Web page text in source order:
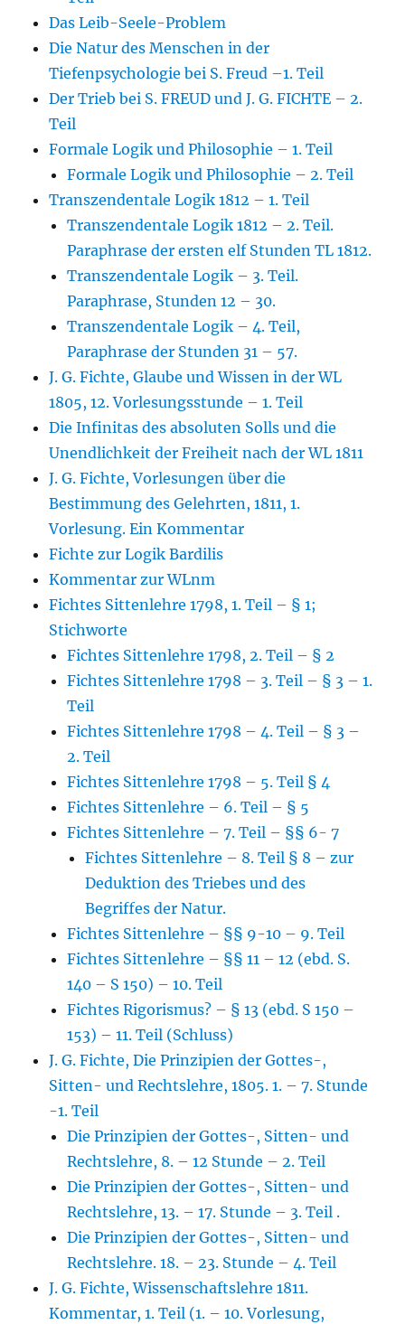
Das Leib-Seele-Problem
Die Natur des Menschen in der
Tiefenpsychologie bei S. Freud –1. Teil
Der Trieb bei S. FREUD und J. G. FICHTE – 2.
Teil
Formale Logik und Philosophie – 1. Teil
Formale Logik und Philosophie – 2. Teil
Transzendentale Logik 1812 – 1. Teil
Transzendentale Logik 1812 – 2. Teil.
Paraphrase der ersten elf Stunden TL 1812.
Transzendentale Logik – 3. Teil.
Paraphrase, Stunden 12 – 30.
Transzendentale Logik – 4. Teil,
Paraphrase der Stunden 31 – 57.
J. G. Fichte, Glaube und Wissen in der WL
1805, 12. Vorlesungsstunde – 1. Teil
Die Infinitas des absoluten Solls und die
Unendlichkeit der Freiheit nach der WL 1811
J. G. Fichte, Vorlesungen über die
Bestimmung des Gelehrten, 1811, 1.
Vorlesung. Ein Kommentar
Fichte zur Logik Bardilis
Kommentar zur WLnm
Fichtes Sittenlehre 1798, 1. Teil – § 1;
Stichworte
Fichtes Sittenlehre 1798, 2. Teil – § 2
Fichtes Sittenlehre 1798 – 3. Teil – § 3 – 1.
Teil
Fichtes Sittenlehre 1798 – 4. Teil – § 3 –
2. Teil
Fichtes Sittenlehre 1798 – 5. Teil § 4
Fichtes Sittenlehre – 6. Teil – § 5
Fichtes Sittenlehre – 7. Teil – §§ 6- 7
Fichtes Sittenlehre – 8. Teil § 8 – zur
Deduktion des Triebes und des
Begriffes der Natur.
Fichtes Sittenlehre – §§ 9-10 – 9. Teil
Fichtes Sittenlehre – §§ 11 – 12 (ebd. S.
140 – S 150) – 10. Teil
Fichtes Rigorismus? – § 13 (ebd. S 150 –
153) – 11. Teil (Schluss)
J. G. Fichte, Die Prinzipien der Gottes-,
Sitten- und Rechtslehre, 1805. 1. – 7. Stunde
-1. Teil
Die Prinzipien der Gottes-, Sitten- und
Rechtslehre, 8. – 12 Stunde – 2. Teil
Die Prinzipien der Gottes-, Sitten- und
Rechtslehre, 13. – 17. Stunde – 3. Teil .
Die Prinzipien der Gottes-, Sitten- und
Rechtslehre. 18. – 23. Stunde – 4. Teil
J. G. Fichte, Wissenschaftslehre 1811.
Kommentar, 1. Teil (1. – 10. Vorlesung,